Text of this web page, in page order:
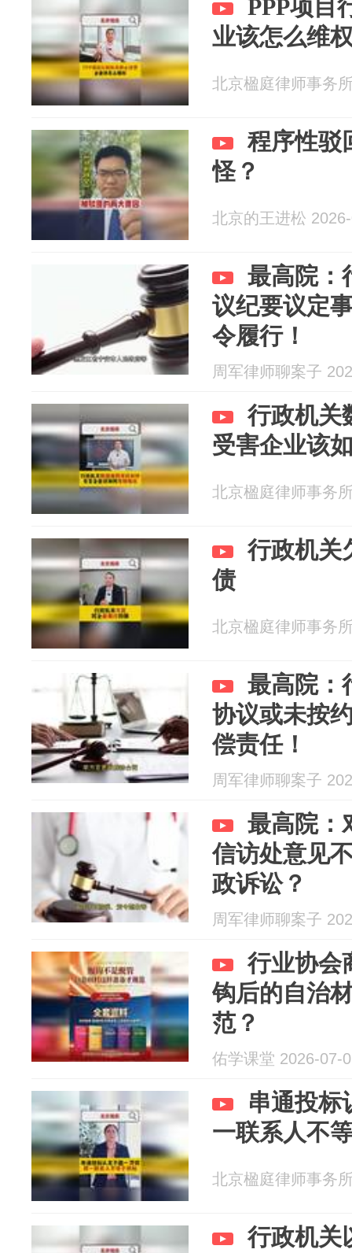
PPP项目
业该怎么维
北京楹庭律师事务
程序性驳
怪？
北京的王进松
最高院：
议纪要议定
令履行！
周军律师聊案子
行政机关
受害企业该
北京楹庭律师事务
行政机关
债
北京楹庭律师事务
最高院：
协议或未按
偿责任！
周军律师聊案子
最高院：
信访处意见
政诉讼？
周军律师聊案子
行业协会
钩后的自治
范？
佑学课堂 2026-07-
串通投标
一联系人不
北京楹庭律师事务
行政机关